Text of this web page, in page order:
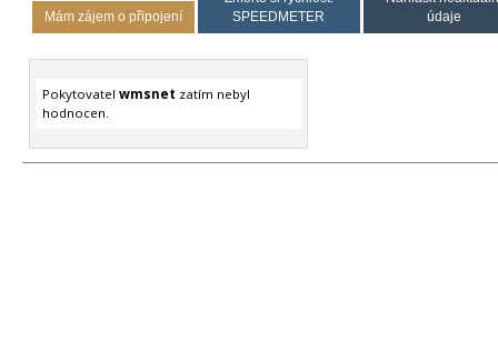
Mám zájem o připojení
SPEEDMETER
údaje
Pokytovatel wmsnet zatím nebyl
hodnocen.